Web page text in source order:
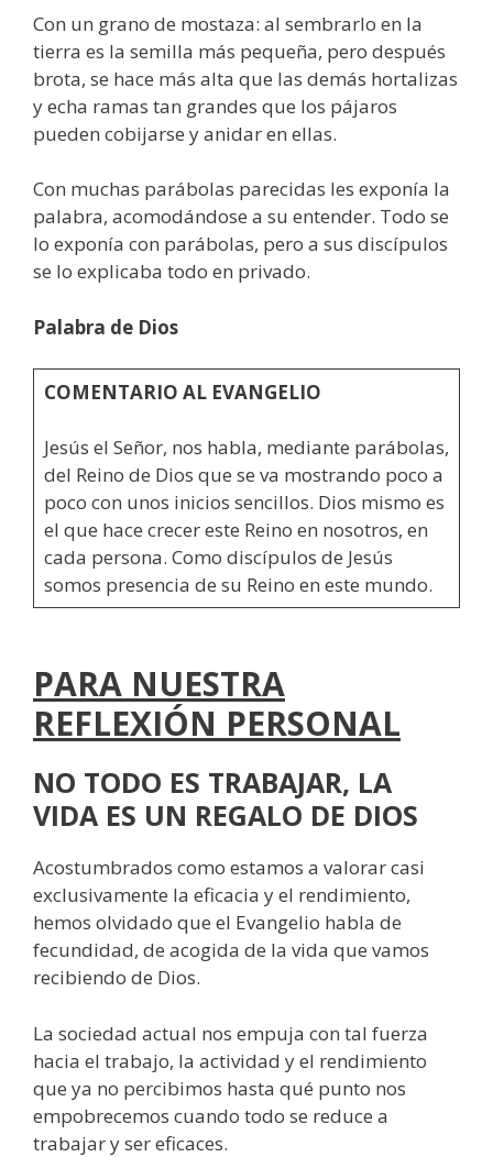
Con un grano de mostaza: al sembrarlo en la
tierra es la semilla más pequeña, pero después
brota, se hace más alta que las demás hortalizas
y echa ramas tan grandes que los pájaros
pueden cobijarse y anidar en ellas.
Con muchas parábolas parecidas les exponía la
palabra, acomodándose a su entender. Todo se
lo exponía con parábolas, pero a sus discípulos
se lo explicaba todo en privado.
Palabra de Dios
COMENTARIO AL EVANGELIO
Jesús el Señor, nos habla, mediante parábolas,
del Reino de Dios que se va mostrando poco a
poco con unos inicios sencillos. Dios mismo es
el que hace crecer este Reino en nosotros, en
cada persona. Como discípulos de Jesús
somos presencia de su Reino en este mundo.
PARA NUESTRA
REFLEXIÓN PERSONAL
NO TODO ES TRABAJAR, LA
VIDA ES UN REGALO DE DIOS
Acostumbrados como estamos a valorar casi
exclusivamente la eficacia y el rendimiento,
hemos olvidado que el Evangelio habla de
fecundidad, de acogida de la vida que vamos
recibiendo de Dios.
La sociedad actual nos empuja con tal fuerza
hacia el trabajo, la actividad y el rendimiento
que ya no percibimos hasta qué punto nos
empobrecemos cuando todo se reduce a
trabajar y ser eficaces.